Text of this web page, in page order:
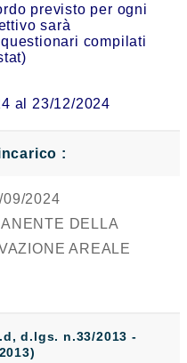
previsto per ogni
sarà
compilati
al 23/12/2024
:
09/2024
DELLA
AREALE
d.lgs. n.33/2013 -